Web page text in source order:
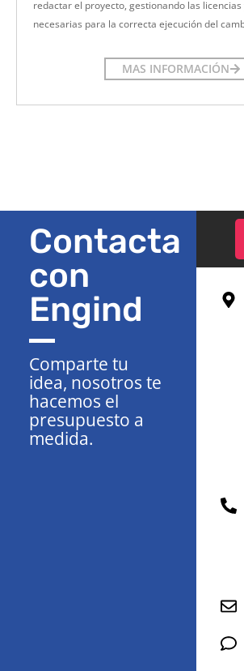
redactar el proyecto, gestionando las
necesarias para la correcta ejecución del
MAS INFORMACIÓN
Contacta
con
Engind
Comparte tu
idea, nosotros te
hacemos el
presupuesto a
medida.